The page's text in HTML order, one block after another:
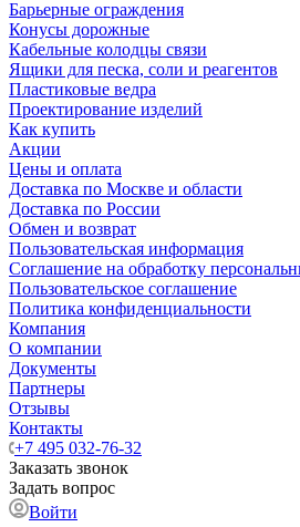
Барьерные ограждения
Конусы дорожные
Кабельные колодцы связи
Ящики для песка, соли и реагентов
Пластиковые ведра
Проектирование изделий
Как купить
Акции
Цены и оплата
Доставка по Москве и области
Доставка по России
Обмен и возврат
Пользовательская информация
Соглашение на обработку
Пользовательское соглашение
Политика конфиденциальности
Компания
О компании
Документы
Партнеры
Отзывы
Контакты
+7 495 032-76-32
Заказать звонок
Задать вопрос
Войти